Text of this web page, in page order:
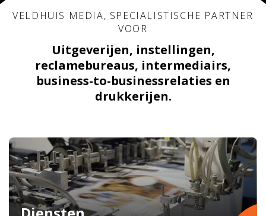
VELDHUIS MEDIA, SPECIALISTISCHE PARTNER
VOOR
Uitgeverijen, instellingen,
reclamebureaus, intermediairs,
business-to-businessrelaties en
drukkerijen.